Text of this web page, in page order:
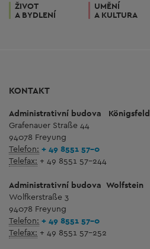
ŽIVOT
A BYDLENÍ
UMĚNÍ
A KULTURA
KONTAKT
Administrativní budova
Königsfeld
Grafenauer Straße 44
94078 Freyung
Telefon: + 49 8551 57-0
Telefax: + 49 8551 57-244
Administrativní budova Wolfstein
Wolfkerstraße 3
94078 Freyung
Telefon: + 49 8551 57-0
Telefax: + 49 8551 57-252